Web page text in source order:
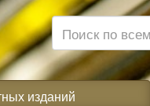
изданий